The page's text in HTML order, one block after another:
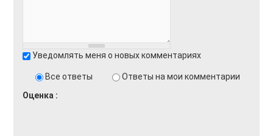
Уведомлять меня о новых комментариях
Все ответы
Ответы на мои комментарии
Оценка